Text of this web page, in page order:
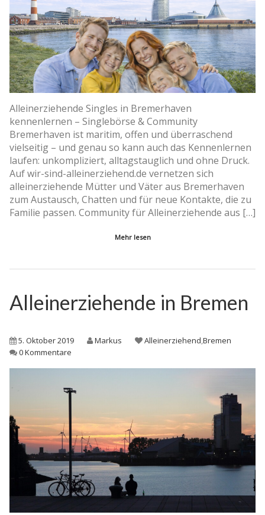
Alleinerziehende Singles in Bremerhaven
kennenlernen – Singlebörse & Community
Bremerhaven ist maritim, offen und überraschend
vielseitig – und genau so kann auch das Kennenlernen
laufen: unkompliziert, alltagstauglich und ohne Druck.
Auf wir-sind-alleinerziehend.de vernetzen sich
alleinerziehende Mütter und Väter aus Bremerhaven
zum Austausch, Chatten und für neue Kontakte, die zu
Familie passen. Community für Alleinerziehende aus […]
Mehr lesen
Alleinerziehende in Bremen
5. Oktober 2019 Markus Alleinerziehend,Bremen
0 Kommentare